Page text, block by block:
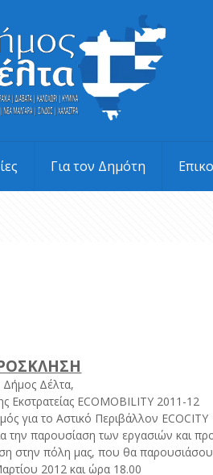
Για τον Δημότη
Δέλτα,
Εκστρατείας ECOMOBILITY 2011-12
για το Αστικό Περιβάλλον ECOCITY
την παρουσίαση των εργασιών και
στην πόλη μας, που θα
2012 και ώρα 18.00